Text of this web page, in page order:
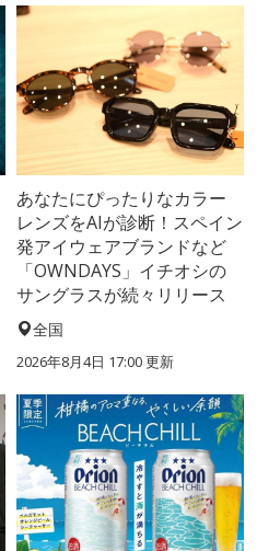
あなたにぴったりなカラー
レンズをAIが診断！スペイン
発アイウェアブランドなど
「OWNDAYS」イチオシの
サングラスが続々リリース
全国
2026年8月4日 17:00更新